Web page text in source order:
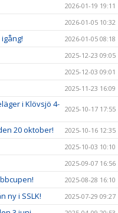
2026-01-19 19:11
2026-01-05 10:32
2026-01-05 08:18
2025-12-23 09:05
2025-12-03 09:01
2025-11-23 16:09
i Klövsjö 4- 2025-10-17 17:55
20 oktober! 2025-10-16 12:35
2025-10-03 10:10
2025-09-07 16:56
2025-08-28 16:10
ny i SSLK! 2025-07-29 09:27